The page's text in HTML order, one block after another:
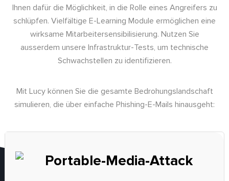
Ihnen dafür die Möglichkeit, in die Rolle eines Angreifers zu
schlüpfen. Vielfältige E-Learning Module ermöglichen eine
wirksame Mitarbeitersensibilisierung. Nutzen Sie
ausserdem unsere Infrastruktur-Tests, um technische
Schwachstellen zu identifizieren.
Mit Lucy können Sie die gesamte Bedrohungslandschaft
simulieren, die über einfache Phishing-E-Mails hinausgeht: